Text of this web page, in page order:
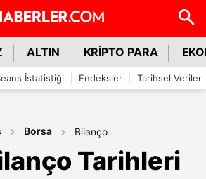
ALTIN KRİPTO PARA
İstatistiği Endeksler Tarihsel Veriler
Borsa Bilanço
Tarihleri